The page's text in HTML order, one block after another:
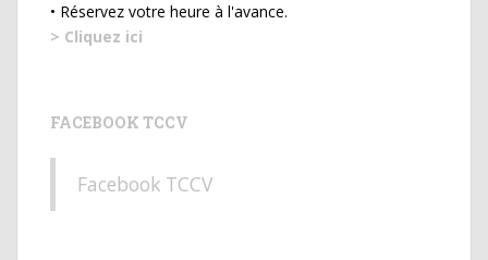
• Réservez votre heure à l'avance.
> Cliquez ici
FACEBOOK TCCV
Facebook TCCV